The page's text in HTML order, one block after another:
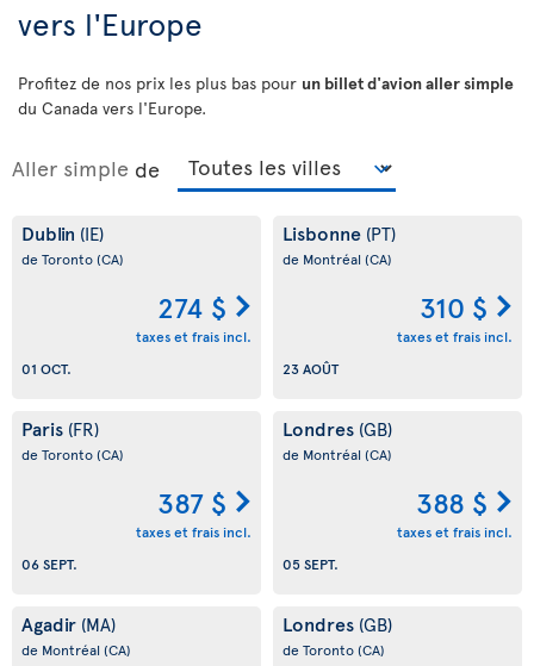
vers l'Europe
Profitez de nos prix les plus bas pour un billet d'avion aller simple
du Canada vers l'Europe.
Aller simple de
Dublin (IE)
de Toronto(CA)
274 $
taxes et frais incl.
01 OCT.
Lisbonne (PT)
de Montréal (CA)
310 $
taxes et frais incl.
23 AOÛT
Paris (FR)
de Toronto(CA)
387 $
taxes et frais incl.
06 SEPT.
Londres (GB)
de Montréal (CA)
388 $
taxes et frais incl.
05 SEPT.
Agadir (MA)
de Montréal (CA)
Londres (GB)
de Toronto(CA)